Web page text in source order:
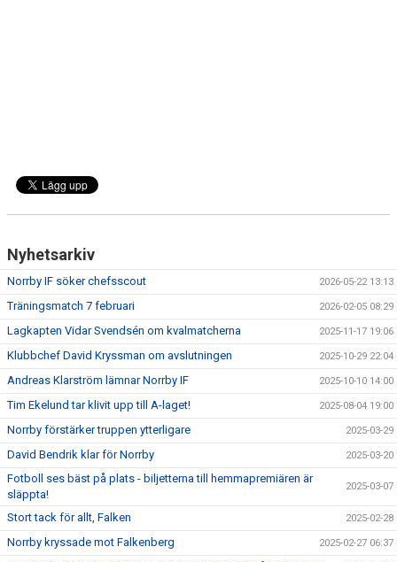
Nyhetsarkiv
Norrby IF söker chefsscout 2026-05-22 13:13
Träningsmatch 7 februari 2026-02-05 08:29
Lagkapten Vidar Svendsén om kvalmatcherna 2025-11-17 19:06
Klubbchef David Kryssman om avslutningen 2025-10-29 22:04
Andreas Klarström lämnar Norrby IF 2025-10-10 14:00
Tim Ekelund tar klivit upp till A-laget! 2025-08-04 19:00
Norrby förstärker truppen ytterligare 2025-03-29
David Bendrik klar för Norrby 2025-03-20
Fotboll ses bäst på plats - biljetterna till hemmapremiären är
släppta!
2025-03-07
Stort tack för allt, Falken 2025-02-28
Norrby kryssade mot Falkenberg 2025-02-27 06:37